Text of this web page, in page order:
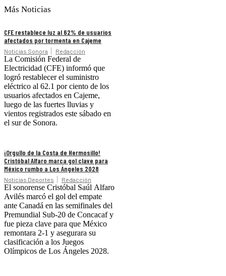
Más Noticias
CFE restablece luz al 62% de usuarios
afectados por tormenta en Cajeme
Noticias Sonora Redacción
La Comisión Federal de
Electricidad (CFE) informó que
logró restablecer el suministro
eléctrico al 62.1 por ciento de los
usuarios afectados en Cajeme,
luego de las fuertes lluvias y
vientos registrados este sábado en
el sur de Sonora.
¡Orgullo de la Costa de Hermosillo!
Cristóbal Alfaro marca gol clave para
México rumbo a Los Ángeles 2028
Noticias Deportes Redacción
El sonorense Cristóbal Saúl Alfaro
Avilés marcó el gol del empate
ante Canadá en las semifinales del
Premundial Sub-20 de Concacaf y
fue pieza clave para que México
remontara 2-1 y asegurara su
clasificación a los Juegos
Olímpicos de Los Ángeles 2028.